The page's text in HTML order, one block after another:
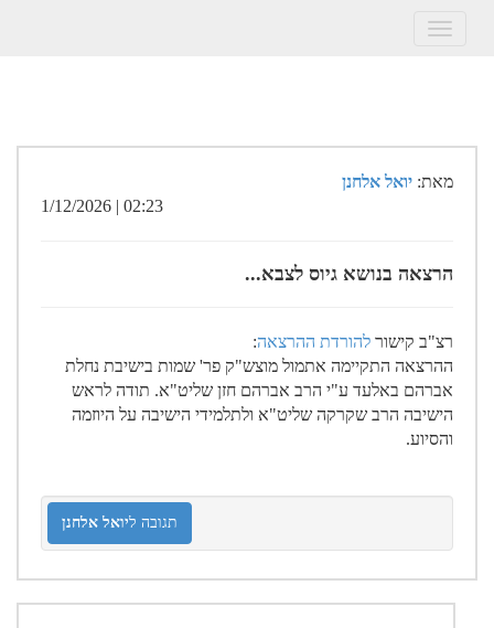
Toggle
מאת: יואל אלחנן
02:23 | 1/12/2026
הרצאה בנושא גיוס לצבא...
רצ"ב קישור להורדת ההרצאה:
ההרצאה התקיימה אתמול מוצש"ק פר' שמות בישיבת נחלת
אברהם באלעד ע"י הרב אברהם חזן שליט"א. תודה לראש
הישיבה הרב שקרקה שליט"א ולתלמידי הישיבה על היוזמה
והסיוע.
תגובה ליואל אלחנן